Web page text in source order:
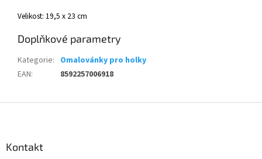
Velikost: 19,5 x 23 cm
Doplňkové parametry
Kategorie: Omalovánky pro holky
EAN: 8592257006918
Kontakt